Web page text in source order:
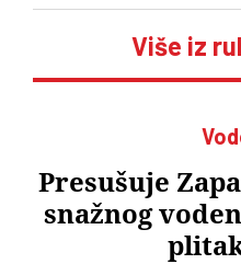
Više iz
Presušuje
snažnog